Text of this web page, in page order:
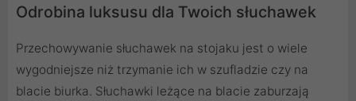
Odrobina luksusu dla Twoich słuchawek
Przechowywanie słuchawek na stojaku jest o wiele
wygodniejsze niż trzymanie ich w szufladzie czy na
blacie biurka. Słuchawki leżące na blacie zaburzają